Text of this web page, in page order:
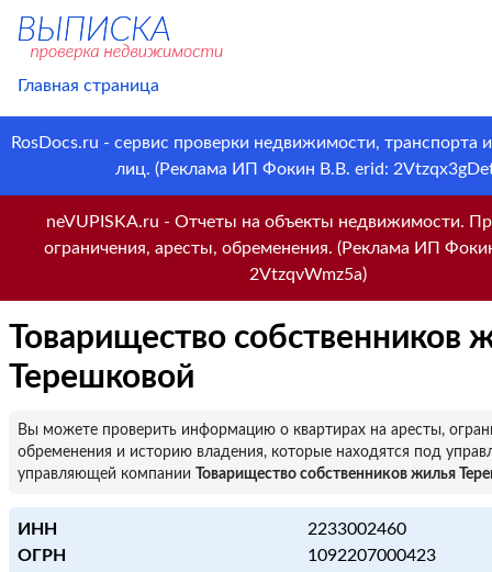
Главная страница
RosDocs.ru - сервис проверки недвижимости, транспорта
лиц. (Реклама ИП Фокин В.В. erid:
neVUPISKA.ru - Отчеты на объекты недвижимости.
ограничения, аресты, обременения. (Реклама ИП
2VtzqvWmz5a)
Товарищество собственников
Терешковой
Вы можете проверить информацию о квартирах на аресты,
обременения и историю владения, которые находятся под
управляющей компании
Товарищество собственников жилья
ИНН
2233002460
ОГРН
1092207000423